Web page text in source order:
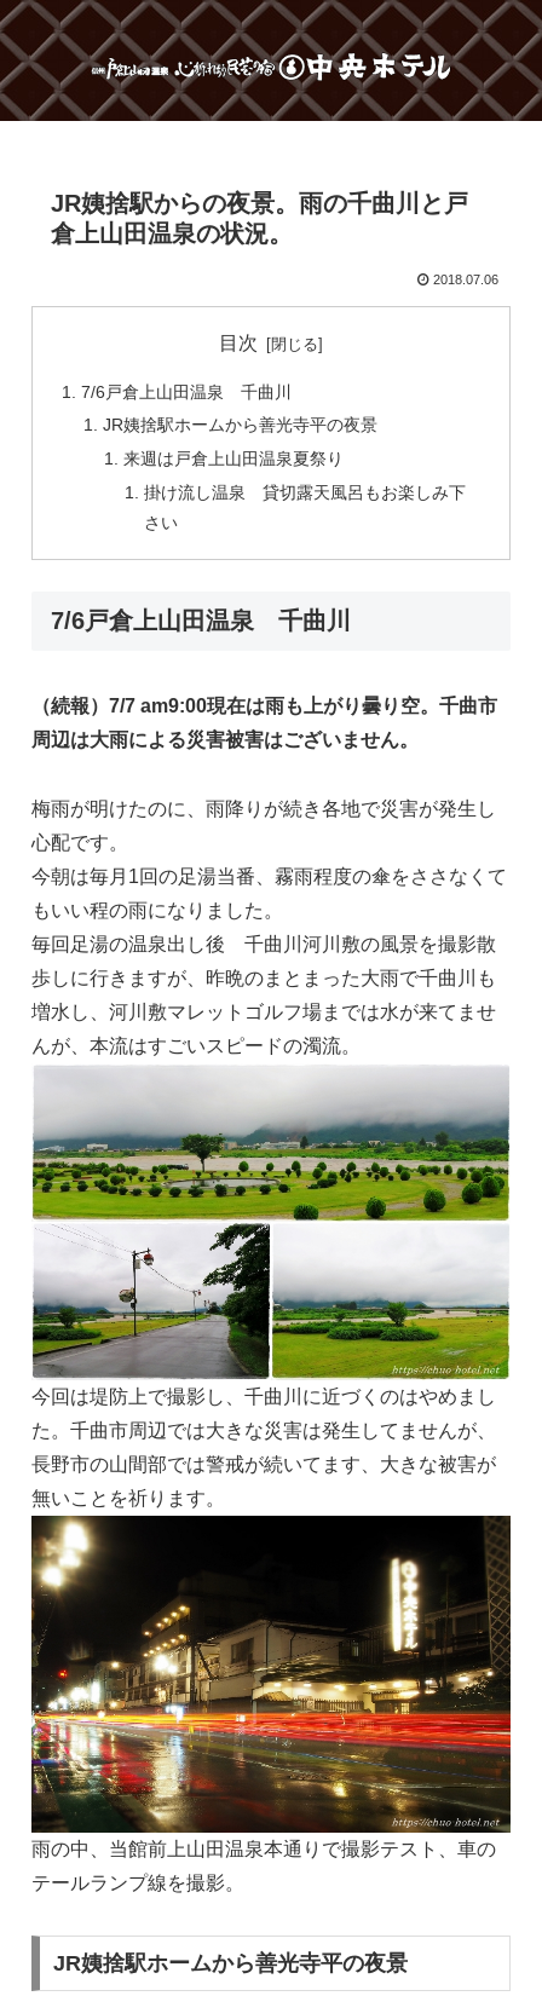
JR姨捨駅からの夜景。雨の千曲川と戸
倉上山田温泉の状況。
2018.07.06
目次
7/6戸倉上山田温泉 千曲川
JR姨捨駅ホームから善光寺平の夜景
来週は戸倉上山田温泉夏祭り
掛け流し温泉 貸切露天風呂もお楽しみ下
さい
7/6戸倉上山田温泉 千曲川
（続報）7/7 am9:00現在は雨も上がり曇り空。千曲市
周辺は大雨による災害被害はございません。
梅雨が明けたのに、雨降りが続き各地で災害が発生し
心配です。
今朝は毎月1回の足湯当番、霧雨程度の傘をささなくて
もいい程の雨になりました。
毎回足湯の温泉出し後 千曲川河川敷の風景を撮影散
歩しに行きますが、昨晩のまとまった大雨で千曲川も
増水し、河川敷マレットゴルフ場までは水が来てませ
んが、本流はすごいスピードの濁流。
今回は堤防上で撮影し、千曲川に近づくのはやめまし
た。千曲市周辺では大きな災害は発生してませんが、
長野市の山間部では警戒が続いてます、大きな被害が
無いことを祈ります。
雨の中、当館前上山田温泉本通りで撮影テスト、車の
テールランプ線を撮影。
JR姨捨駅ホームから善光寺平の夜景